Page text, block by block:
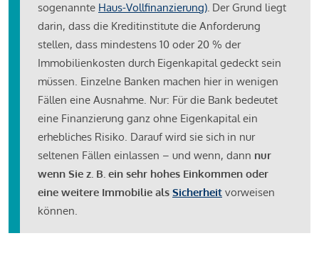
sogenannte Haus-Vollfinanzierung). Der Grund liegt
darin, dass die Kreditinstitute die Anforderung
stellen, dass mindestens 10 oder 20 % der
Immobilienkosten durch Eigenkapital gedeckt sein
müssen. Einzelne Banken machen hier in wenigen
Fällen eine Ausnahme. Nur: Für die Bank bedeutet
eine Finanzierung ganz ohne Eigenkapital ein
erhebliches Risiko. Darauf wird sie sich in nur
seltenen Fällen einlassen – und wenn, dann nur
wenn Sie z. B. ein sehr hohes Einkommen oder
eine weitere Immobilie als Sicherheit vorweisen
können.